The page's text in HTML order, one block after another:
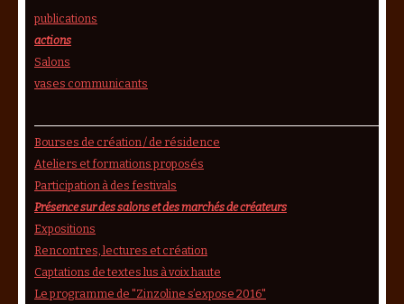
publications
actions
Salons
vases communicants
Bourses de création / de résidence
Ateliers et formations proposés
Participation à des festivals
Présence sur des salons et des marchés de créateurs
Expositions
Rencontres, lectures et création
Captations de textes lus à voix haute
Le programme de "Zinzoline s’expose 2016"